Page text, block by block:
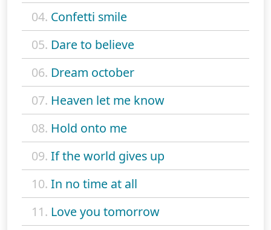
04. Confetti smile
05. Dare to believe
06. Dream october
07. Heaven let me know
08. Hold onto me
09. If the world gives up
10. In no time at all
11. Love you tomorrow